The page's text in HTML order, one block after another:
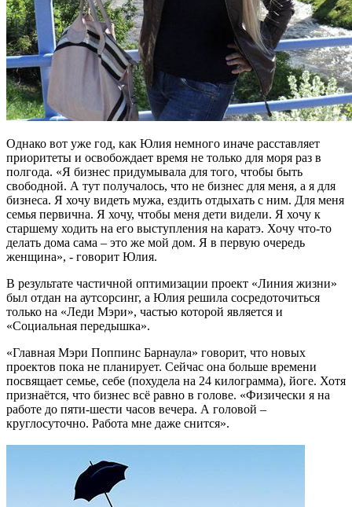
Однако вот уже год, как Юлия немного иначе расставляет
приоритеты и освобождает время не только для моря раз в
полгода. «Я бизнес придумывала для того, чтобы быть
свободной. А тут получалось, что не бизнес для меня, а я для
бизнеса. Я хочу видеть мужа, ездить отдыхать с ним. Для меня
семья первична. Я хочу, чтобы меня дети видели. Я хочу к
старшему ходить на его выступления на каратэ. Хочу что-то
делать дома сама – это же мой дом. Я в первую очередь
женщина», - говорит Юлия.
В результате частичной оптимизации проект «Линия жизни»
был отдан на аутсорсинг, а Юлия решила сосредоточиться
только на «Леди Мэри», частью которой является и
«Социальная передышка».
«Главная Мэри Поппинс Барнаула» говорит, что новых
проектов пока не планирует. Сейчас она больше времени
посвящает семье, себе (похудела на 24 килограмма), йоге. Хотя
признаётся, что бизнес всё равно в голове. «Физически я на
работе до пяти-шести часов вечера. А головой –
круглосуточно. Работа мне даже снится».